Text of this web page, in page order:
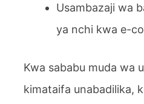
Usambazaji wa
ya nchi kwa e-
Kwa sababu muda wa
kimataifa unabadilika,